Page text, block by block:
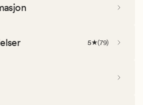
5 (79)